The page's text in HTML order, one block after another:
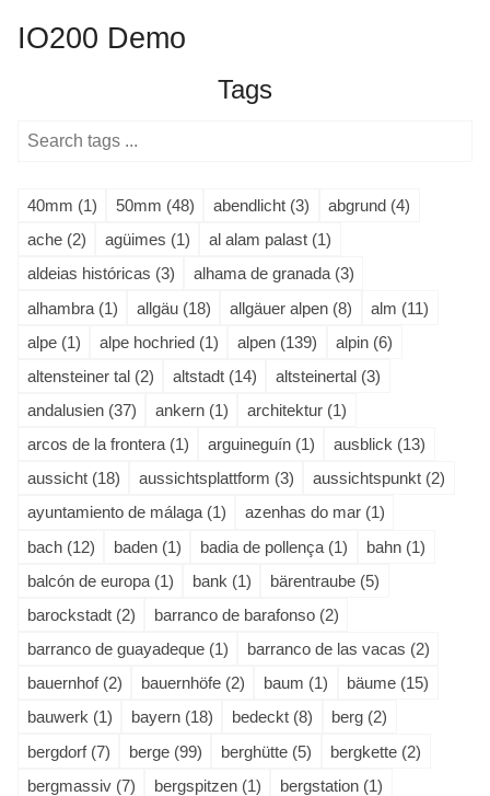
IO200 Demo
Tags
40mm (1) 50mm (48) abendlicht (3)
abgrund (4)
ache (2)
agüimes (1)
al alam palast (1)
aldeias históricas (3)
alhama de granada (3)
alhambra (1)
allgäu (18) allgäuer alpen (8)
alm (11)
alpe (1)
alpe hochried (1) alpen (139)
alpin (6)
altensteiner tal (2)
altstadt (14)
altsteinertal (3)
andalusien (37)
ankern (1)
architektur (1)
arcos de la frontera (1)
arguineguín (1)
ausblick (13)
aussicht (18)
aussichtsplattform (3)
aussichtspunkt (2)
ayuntamiento de málaga (1)
azenhas do mar (1)
bach (12)
baden (1) badia de pollença (1)
bahn (1)
balcón de europa (1)
bank (1)
bärentraube (5)
barockstadt (2)
barranco de barafonso (2)
barranco de guayadeque (1)
barranco de las vacas (2)
bauernhof (2)
bauernhöfe (2) baum (1)
bäume (15)
bauwerk (1)
bayern (18) bedeckt (8)
berg (2)
bergdorf (7)
berge (99) berghütte (5)
bergkette (2)
bergmassiv (7)
bergspitzen (1)
bergstation (1)